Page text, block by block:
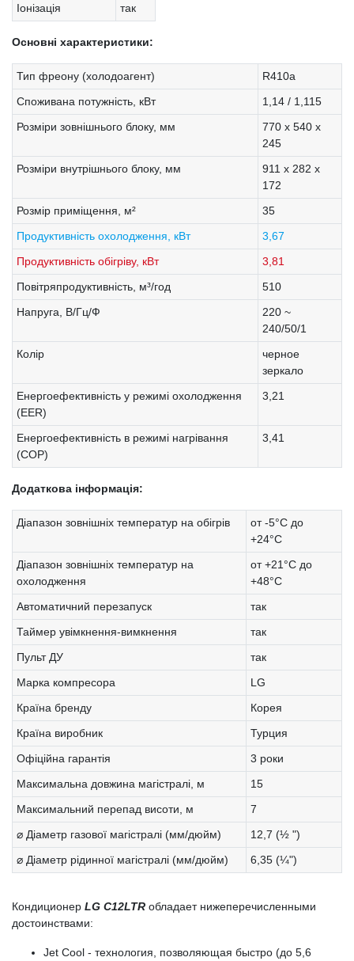
Іонізація
так
Основні характеристики:
Тип фреону (холодоагент)
R410a
Споживана потужність, кВт
1,14 / 1,115
Розміри зовнішнього блоку, мм
770 х 540 х
245
Розміри внутрішнього блоку, мм
911 х 282 х
172
Розмір приміщення, м²
35
Продуктивність охолодження, кВт
3,67
Продуктивність обігріву, кВт
3,81
Повітряпродуктивність, м³/год
510
Напруга, В/Гц/Ф
220 ~
240/50/1
Колір
черное
зеркало
Енергоефективність у режимі охолодження
(EER)
3,21
Енергоефективність в режимі нагрівання
(COP)
3,41
Додаткова інформація:
Діапазон зовнішніх температур на обігрів
от -5°C до
+24°C
Діапазон зовнішніх температур на
охолодження
от +21°C до
+48°C
Автоматичний перезапуск
так
Таймер увімкнення-вимкнення
так
Пульт ДУ
так
Марка компресора
LG
Країна бренду
Корея
Країна виробник
Турция
Офіційна гарантія
3 роки
Максимальна довжина магістралі, м
15
Максимальний перепад висоти, м
7
⌀ Діаметр газової магістралі (мм/дюйм)
12,7 (½ ")
⌀ Діаметр рідинної магістралі (мм/дюйм)
6,35 (¼")
Кондиционер LG C12LTR обладает нижеперечисленными
достоинствами:
Jet Cool - технология, позволяющая быстро (до 5,6